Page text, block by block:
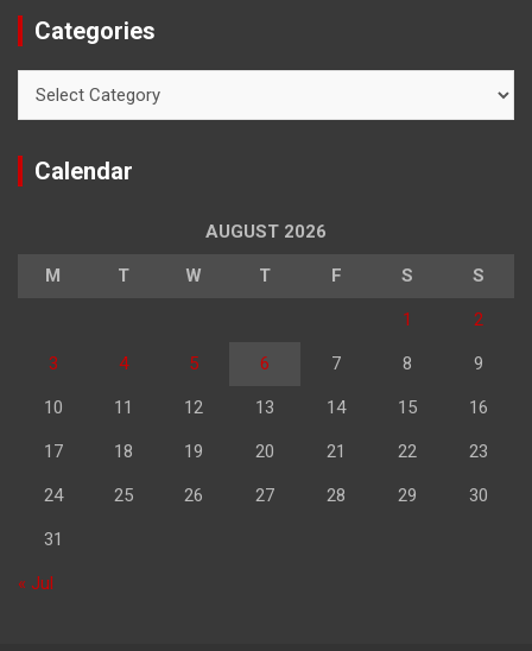
Categories
Calendar
AUGUST 2026
M T W T F S S
1 2
3 4 5 6 7 8 9
10 11 12 13 14 15 16
17 18 19 20 21 22 23
24 25 26 27 28 29 30
31
« Jul